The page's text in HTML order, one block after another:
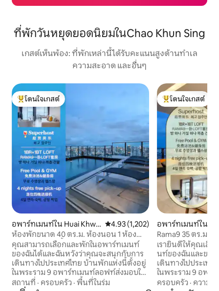
ที่พักวันหยุดยอดนิยมในChao Khun Sing
เกสต์เห็นพ้อง: ที่พักเหล่านี้ได้รับคะแนนสูงด้านทำเล
ความสะอาด และอื่นๆ
โดนใจเกสต์ที่สุด
โดนใจเกสต์
อพาร์ทเมนท์ใน Huai Khwa
ng
คะแนนเฉลี่ย 4.93 จาก 5, 1,202 รีวิว
4.93 (1,202)
ห้องพักขนาด 40 ตร.ม. ห้องนอน 1 ห้อง
พร้อมอ่างอาบน้ำ ระเบียง LOFT-D4/พักได้
3 คน/สระว่ายน้ำบนดาดฟ้า/ใกล้ RCA/ใกล้
ตลาดรถไฟกลางคืน/ใกล้ทองหล่อ
คุณสามารถเลือกและพักในอพาร์ทเมนท์
ของฉันได้และฉันหวังว่าคุณจะสนุกกับการ
เดินทางไปประเทศไทย บ้านพักแห่งนี้ตั้งอยู่
ในพระราม 9 อพาร์ทเมนท์ลอฟท์ส่งมอบใน
ปี 2024ห้องพักมีขนาดประมาณ 40 ตาราง
สถานที่ · ครอบครัว · พื้นที่ในร่ม
โดนใจเกสต์ที่สุด
โดนใจเกสต์
อพาร์ทเมนท์ใน
wang
Rama9 35 ตร.ม.
พร้อมระเบียง D8/
บนดาดฟ้า/ใกล้
คืน/ใกล้ตองลอร์
เรายินดีให้คุณเลือ
นท์ของฉันและขอ
เดินทางไปประเทศไทย บ้านพักแห่ง
ในพระราม 9 อพา
ปี 2024ห้องพักมีข
ครอบครัว · ความคุ้